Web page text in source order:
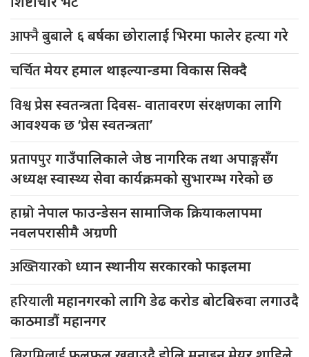
आफ्नैबुबाले ६ बर्षका छोरालाई भिरमा फालेर हत्या गरे
चर्चितमेयर हमाल थाइल्यान्डमा विकास सिक्दै
विश्वप्रेस स्वतन्त्रता दिवस- वातावरण संरक्षणका लागि
आवश्यक छ ‘प्रेस स्वतन्त्रता’
प्रतापपुरगाउँपालिकाले जेष्ठ नागरिक तथा अपाङ्गसँग
अध्यक्ष स्वास्थ्य सेवा कार्यक्रमको सुभारम्भ गरेको छ
हाम्रोनेपाल फाउन्डेसन सामाजिक क्रियाकलापमा
नवलपरासीमै अग्रणी
अख्तियारको ध्यान स्थानीय सरकारको फाइलमा
हरियालीमहानगरको लागि डेढ करोड बोटबिरुवा लगाउदै
काठमाडौं महानगर